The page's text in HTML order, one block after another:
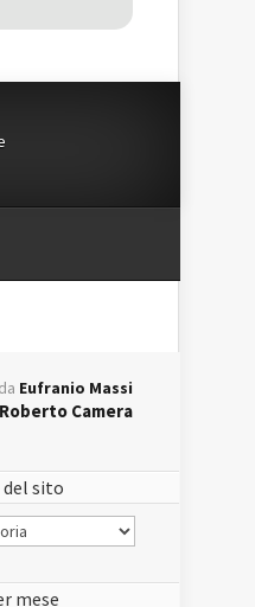
Eufranio Massi
Roberto Camera
sito
mese